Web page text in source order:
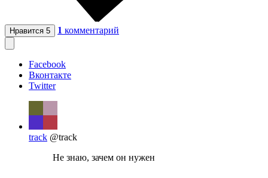
Нравится 5 1 комментарий
Facebook
Вконтакте
Twitter
track @track
Не знаю, зачем он нужен